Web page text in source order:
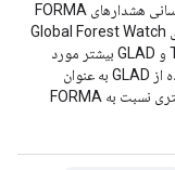
یادداشت از WRI: WRI تصمیم گرفت به‌روزرسانی هشدارهای FORMA
را متوقف کند. هدف، ساده‌سازی تجربه کاربری Global Forest Watch
و کاهش افزونگی بود. ما دریافتیم که Terra-i و GLAD بیشتر مورد
استفاده قرار می‌گیرند. علاوه بر این، با استفاده از GLAD به عنوان
استاندارد، مشخص شد که Terra-i عملکرد بهتری نسبت به FORMA